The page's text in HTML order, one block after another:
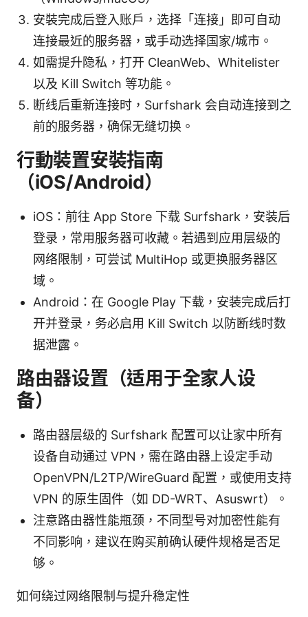
安裝完成后登入账户，选择「连接」即可自动
连接最近的服务器，或手动选择国家/城市。
如需提升隐私，打开 CleanWeb、Whitelister
以及 Kill Switch 等功能。
断线后重新连接时，Surfshark 会自动连接到之
前的服务器，确保无缝切换。
行動裝置安裝指南
（iOS/Android）
iOS：前往 App Store 下载 Surfshark，安装后
登录，常用服务器可收藏。若遇到应用层级的
网络限制，可尝试 MultiHop 或更换服务器区
域。
Android：在 Google Play 下载，安装完成后打
开并登录，务必启用 Kill Switch 以防断线时数
据泄露。
路由器设置（适用于全家人设
备）
路由器层级的 Surfshark 配置可以让家中所有
设备自动通过 VPN，需在路由器上设定手动
OpenVPN/L2TP/WireGuard 配置，或使用支持
VPN 的原生固件（如 DD-WRT、Asuswrt）。
注意路由器性能瓶颈，不同型号对加密性能有
不同影响，建议在购买前确认硬件规格是否足
够。
如何绕过网络限制与提升稳定性